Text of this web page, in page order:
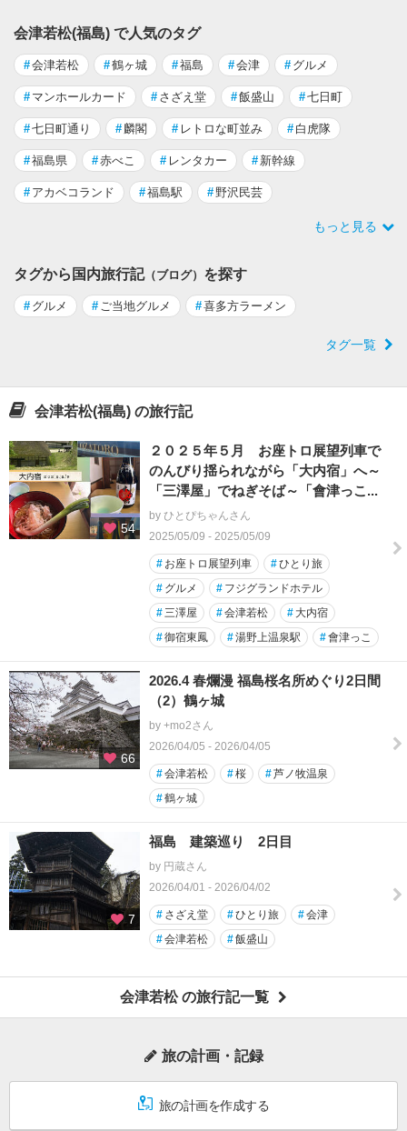
会津若松(福島) で人気のタグ
#会津若松 #鶴ヶ城 #福島 #会津 # グルメ
# マンホールカード # さざえ堂 #飯盛山 #七日町
#七日町通り # 麟閣 # レトロな町並み # 白虎隊
#福島県 #赤べこ # レンタカー # 新幹線
# アカベコランド #福島駅 #野沢民芸
もっと見る
タグから国内旅行記（ブログ） を探す
# グルメ # ご当地グルメ #喜多方ラーメン
タグ一覧
会津若松(福島) の旅行記
54
２０２５年５月 お座トロ展望列車で
のんびり揺られながら「大内宿」へ～
「三澤屋」でねぎそば～「會津っこ...
by ひとぴちゃんさん
2025/05/09 - 2025/05/09
# お座トロ展望列車 #ひとり旅
# グルメ # フジグランドホテル
#三澤屋 #会津若松 # 大内宿
#御宿東鳳 #湯野上温泉駅 #會津っこ
66
2026.4 春爛漫 福島桜名所めぐり2日間
（2）鶴ヶ城
by +mo2さん
2026/04/05 - 2026/04/05
#会津若松 #桜 #芦ノ牧温泉
#鶴ヶ城
7
福島 建築巡り 2日目
by 円蔵さん
2026/04/01 - 2026/04/02
# さざえ堂 #ひとり旅 #会津
#会津若松 #飯盛山
会津若松 の旅行記一覧
旅の計画・記録
旅の計画を作成する